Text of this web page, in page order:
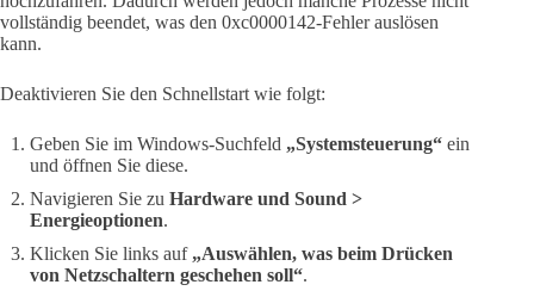
vollständig beendet, was den 0xc0000142-Fehler auslösen
kann.
Deaktivieren Sie den Schnellstart wie folgt:
Geben Sie im Windows-Suchfeld „Systemsteuerung“ ein
und öffnen Sie diese.
Navigieren Sie zu Hardware und Sound >
Energieoptionen.
Klicken Sie links auf „Auswählen, was beim Drücken
von Netzschaltern geschehen soll“.